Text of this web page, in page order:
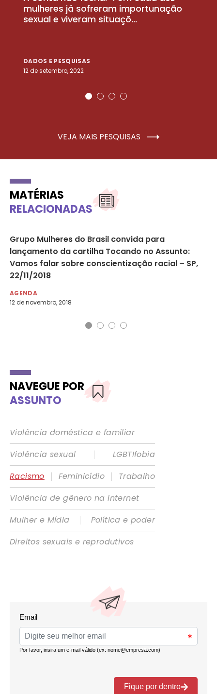
mulheres já sofreram importunação
sexual e viveram situaçõ...
DADOS E PESQUISAS
12 de setembro, 2022
VEJA MAIS PESQUISAS
MATÉRIAS
RELACIONADAS
Grupo Mulheres do Brasil convida para
lançamento da cartilha Tocando no Assunto:
Vamos falar sobre conscientização racial – SP,
22/11/2018
AGENDA
12 de novembro, 2018
NAVEGUE POR
ASSUNTO
Violência doméstica e familiar
Violência sexual
|
LGBTIfobia
Racismo
| Feminicídio |
Trabalho
Violência de gênero na internet
Mulher e Mídia
|
Política e poder
Direitos sexuais e reprodutivos